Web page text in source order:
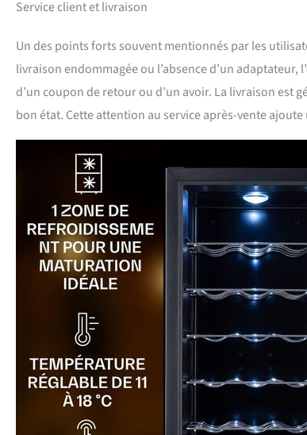
Service client et livraison
Un des points forts souvent mentionnés par les
livraison endommagée ou l’absence d’un
d’un coupon de retour ou d’un avoir. La livraison est
bon état. Cette attention au service après-vente